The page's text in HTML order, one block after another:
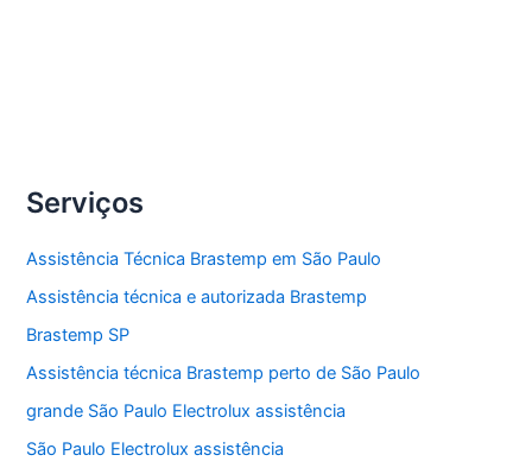
Serviços
Assistência Técnica Brastemp em São Paulo
Assistência técnica e autorizada Brastemp
Brastemp SP
Assistência técnica Brastemp perto de São Paulo
grande São Paulo Electrolux assistência
São Paulo Electrolux assistência